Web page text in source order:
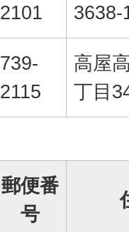
2101 3638-
739-
2115
高屋
丁目
郵便番
号